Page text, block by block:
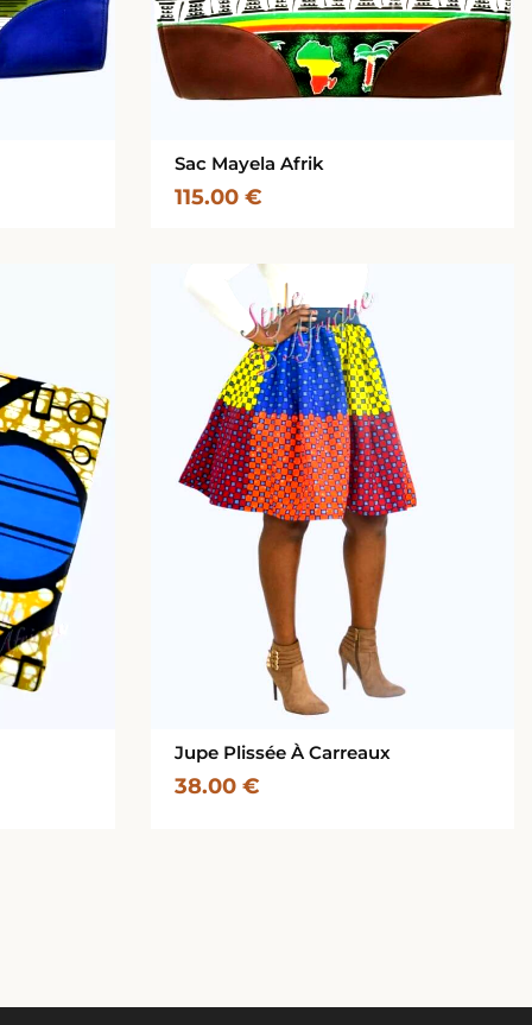
Sac Mayela Afrik
115.00 €
Jupe Plissée À Carreaux
38.00 €